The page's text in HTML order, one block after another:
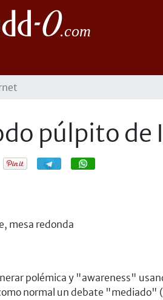
púlpito
CompartirCompartir
mesa redonda
polémica y "awareness"
normal un debate